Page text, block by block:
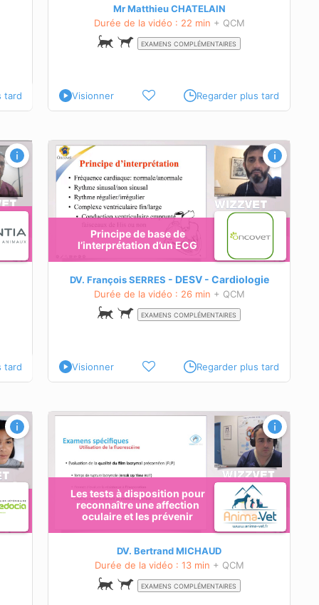
tard
Mr Matthieu CHATELAIN
Durée de la vidéo : 22 min + QCM
EXAMENS COMPLÉMENTAIRES
Visionner Regarder plus tard
tard
Principe de base de
l’interprétation d’un ECG
DV. François SERRES DESV - Cardiologie
Durée de la vidéo : 26 min + QCM
EXAMENS COMPLÉMENTAIRES
ECG
Visionner Regarder plus tard
Les tests à disposition pour
reconnaître une affection
oculaire et les prévenir
DV. Bertrand MICHAUD
Durée de la vidéo : 13 min + QCM
EXAMENS COMPLÉMENTAIRES
une